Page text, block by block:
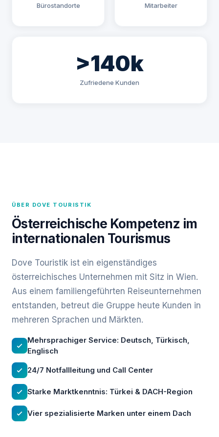
Bürostandorte Mitarbeiter
>140k
Zufriedene Kunden
ÜBER DOVE TOURISTIK
Österreichische Kompetenz im
internationalen Tourismus
Dove Touristik ist ein eigenständiges
österreichisches Unternehmen mit Sitz in Wien.
Aus einem familiengeführten Reiseunternehmen
entstanden, betreut die Gruppe heute Kunden in
mehreren Sprachen und Märkten.
Mehrsprachiger Service: Deutsch, Türkisch,
Englisch
24/7 Notfallleitung und Call Center
Starke Marktkenntnis: Türkei & DACH-Region
Vier spezialisierte Marken unter einem Dach